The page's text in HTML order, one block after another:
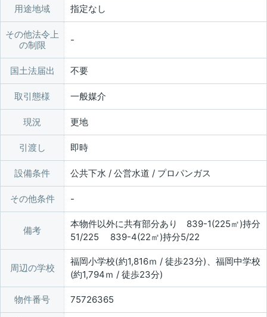
用途地域 指定なし
その他法令上
の制限
国土法届出 不要
取引態様 一般媒介
現況 更地
引渡し 即時
設備条件 公共下水 / 公営水道 / プロパンガス
その他条件
備考
本物件以外に共有部分あり 839-1(225㎡)持分
51/225 839-4(22㎡)持分5/22
周辺の学校
福岡小学校(約1,816ｍ / 徒歩23分)、福岡中学校
(約1,794ｍ / 徒歩23分)
物件番号 75726365